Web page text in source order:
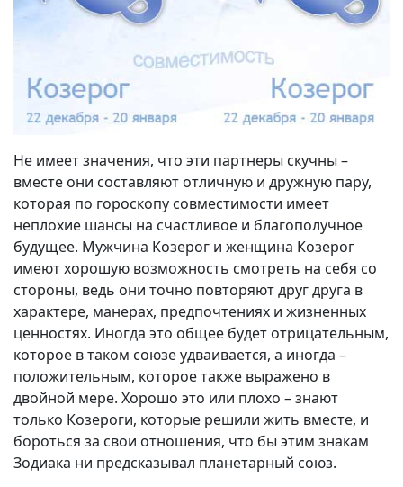
Не имеет значения, что эти партнеры скучны –
вместе они составляют отличную и дружную пару,
которая по гороскопу совместимости имеет
неплохие шансы на счастливое и благополучное
будущее. Мужчина Козерог и женщина Козерог
имеют хорошую возможность смотреть на себя со
стороны, ведь они точно повторяют друг друга в
характере, манерах, предпочтениях и жизненных
ценностях. Иногда это общее будет отрицательным,
которое в таком союзе удваивается, а иногда –
положительным, которое также выражено в
двойной мере. Хорошо это или плохо – знают
только Козероги, которые решили жить вместе, и
бороться за свои отношения, что бы этим знакам
Зодиака ни предсказывал планетарный союз.